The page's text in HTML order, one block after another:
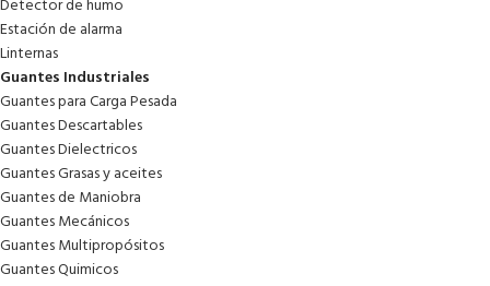
Detector de humo
Estación de alarma
Linternas
Guantes Industriales
Guantes para Carga Pesada
Guantes Descartables
Guantes Dielectricos
Guantes Grasas y aceites
Guantes de Maniobra
Guantes Mecánicos
Guantes Multipropósitos
Guantes Quimicos